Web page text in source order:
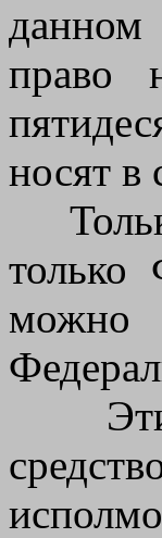
данном
право
носят в
только
можно
Эти